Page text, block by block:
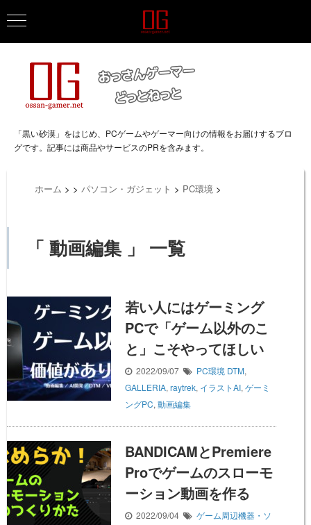
「黒い砂漠」をはじめ、PCゲームやゲーマー向けの情報をお届けするブロ
グです。記事には商品やサービスのPRを含みます。
ホーム > > パソコン・ガジェット > PC環境 >
「 動画編集 」 一覧
若い人にはゲーミング
PCで「ゲーム以外のこ
と」こそやってほしい
2022/09/07 PC環境 DTM,
GALLERIA, raytrek, イラストAI, ゲーミ
ングPC, 動画編集
BANDICAMとPremiere
Proでゲームのスローモ
ーション動画を作る
2022/09/04
ゲーム周辺機器・ソ